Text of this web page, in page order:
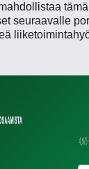
seuraavalle